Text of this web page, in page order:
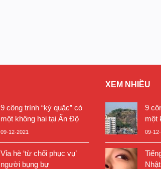
9 công trình “kỳ quặc” có
một không hai tại Ấn Độ
09-12-2021
Vỉa hè ‘từ chối phục vụ’
người bụng bự
XEM NHIỀU
9
một
09-